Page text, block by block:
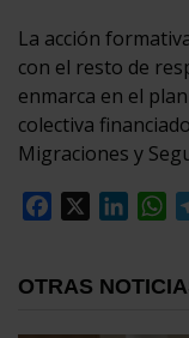
La acción
con el resto de
enmarca en el
colectiva
Migraciones y
Facebook
OTRAS